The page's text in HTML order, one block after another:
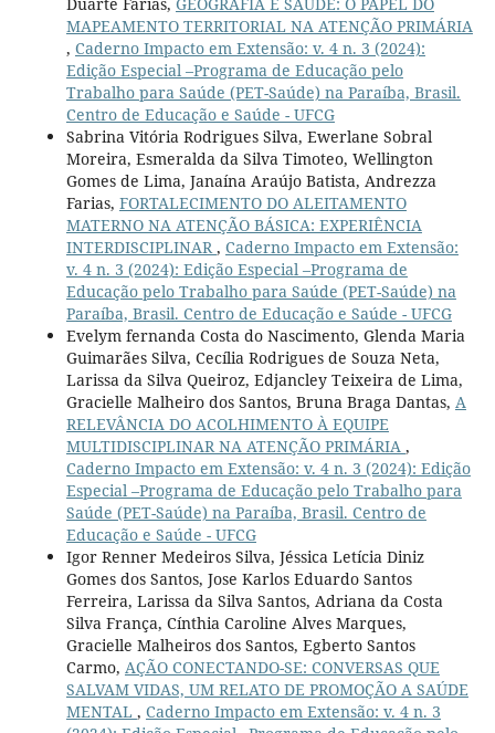
MAPEAMENTO TERRITORIAL NA ATENÇÃO PRIMÁRIA
, Caderno Impacto em Extensão: v. 4 n. 3 (2024):
Edição Especial –Programa de Educação pelo
Trabalho para Saúde (PET-Saúde) na Paraíba, Brasil.
Centro de Educação e Saúde - UFCG
Sabrina Vitória Rodrigues Silva, Ewerlane Sobral
Moreira, Esmeralda da Silva Timoteo, Wellington
Gomes de Lima, Janaína Araújo Batista, Andrezza
Farias, FORTALECIMENTO DO ALEITAMENTO
MATERNO NA ATENÇÃO BÁSICA: EXPERIÊNCIA
INTERDISCIPLINAR , Caderno Impacto em Extensão:
v. 4 n. 3 (2024): Edição Especial –Programa de
Educação pelo Trabalho para Saúde (PET-Saúde) na
Paraíba, Brasil. Centro de Educação e Saúde - UFCG
Evelym fernanda Costa do Nascimento, Glenda Maria
Guimarães Silva, Cecília Rodrigues de Souza Neta,
Larissa da Silva Queiroz, Edjancley Teixeira de Lima,
Gracielle Malheiro dos Santos, Bruna Braga Dantas, A
RELEVÂNCIA DO ACOLHIMENTO À EQUIPE
MULTIDISCIPLINAR NA ATENÇÃO PRIMÁRIA ,
Caderno Impacto em Extensão: v. 4 n. 3 (2024): Edição
Especial –Programa de Educação pelo Trabalho para
Saúde (PET-Saúde) na Paraíba, Brasil. Centro de
Educação e Saúde - UFCG
Igor Renner Medeiros Silva, Jéssica Letícia Diniz
Gomes dos Santos, Jose Karlos Eduardo Santos
Ferreira, Larissa da Silva Santos, Adriana da Costa
Silva França, Cínthia Caroline Alves Marques,
Gracielle Malheiros dos Santos, Egberto Santos
Carmo, AÇÃO CONECTANDO-SE: CONVERSAS QUE
SALVAM VIDAS, UM RELATO DE PROMOÇÃO A SAÚDE
MENTAL , Caderno Impacto em Extensão: v. 4 n. 3